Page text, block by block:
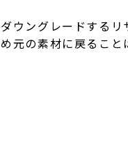
グレードするリサ
材に戻ることは